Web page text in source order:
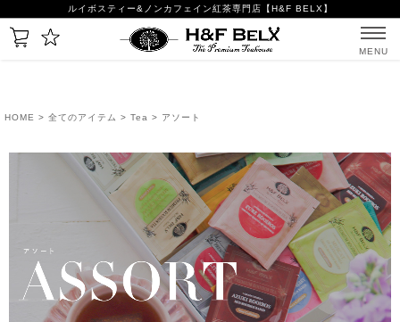
ルイボスティー&ノンカフェイン紅茶専門店【H&F BELX】
MENU
HOME > 全てのアイテム > Tea > アソート